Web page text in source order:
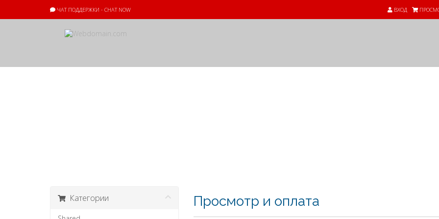
ЧАТ ПОДДЕРЖКИ - CHAT NOW ВХОД
Просмотр и оплата
Категории